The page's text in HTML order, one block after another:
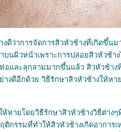
ดีว่าการจัดการสิวหัวช้างที่เกิดขึ้
นผิวหน้าเพราะการปล่อยสิวหัวช้า
ห่อและลุกลามมากขึ้นแล้ว สิวหัวช้
งดีอีกด้วย วิธีรักษาสิวหัวช้างให้ห
ายโดยวิธีรักษาสิวหัวช้างวิธีต่าง
ติกรรมที่ทำให้สิวหัวช้างเกิดอากา